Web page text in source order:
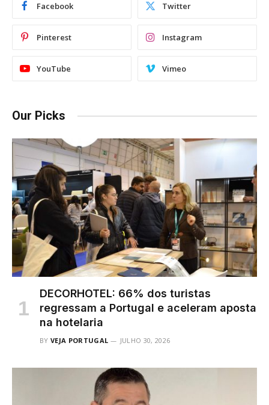
Facebook Twitter
Pinterest Instagram
YouTube Vimeo
Our Picks
DECORHOTEL: 66% dos turistas
regressam a Portugal e aceleram aposta
na hotelaria
BY VEJA PORTUGAL JULHO 30, 2026